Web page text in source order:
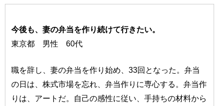
今後も、妻の弁当を作り続けて行きたい。
東京都 男性 60代
職を辞し、妻の弁当を作り始め、33回となった。弁当
の日は、株式市場を忘れ、弁当作りに専心する。弁当作
りは、アートだ。自己の感性に従い、手持ちの材料から